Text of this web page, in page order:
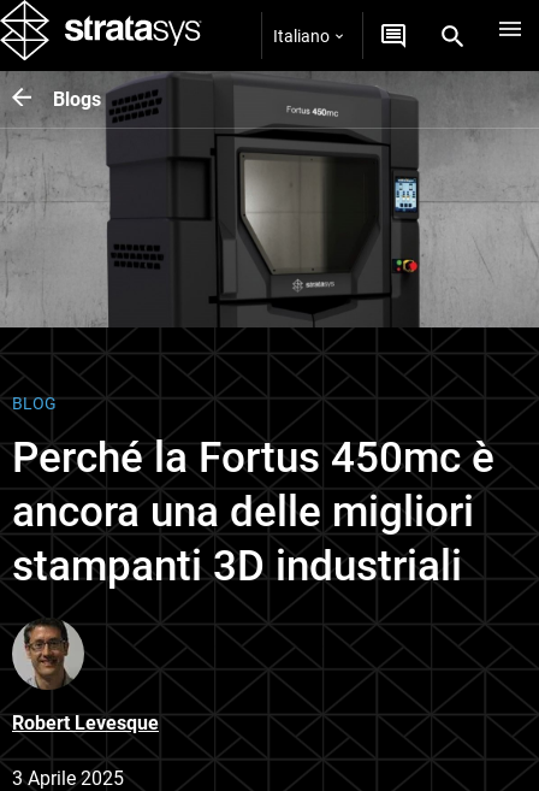
Italiano
Blogs
BLOG
Perché la Fortus 450mc è
ancora una delle migliori
stampanti 3D industriali
Robert Levesque
3 Aprile 2025